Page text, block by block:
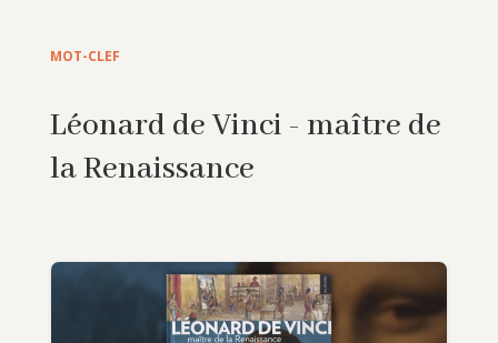
MOT-CLEF
Léonard de Vinci - maître de
la Renaissance